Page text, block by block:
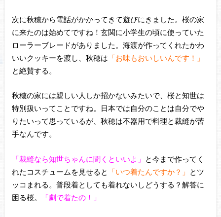
次に秋穂から電話がかかってきて遊びにきました。桜の家
に来たのは始めてですね！玄関に小学生の頃に使っていた
ローラーブレードがありました。海渡が作ってくれたかわ
いいクッキーを渡し、秋穂は 「お味もおいしいんです！」
と絶賛する。
秋穂の家には親しい人しか招かないみたいで、桜と知世は
特別扱いってことですね。日本では自分のことは自分でや
りたいって思っているが、秋穂は不器用で料理と裁縫が苦
手なんです。
「裁縫なら知世ちゃんに聞くといいよ」
と今まで作ってく
れたコスチュームを見せると
「いつ着たんですか？」
とツ
ッコまれる。普段着としても着れないしどうする？解答に
困る桜。
「劇で着たの！」